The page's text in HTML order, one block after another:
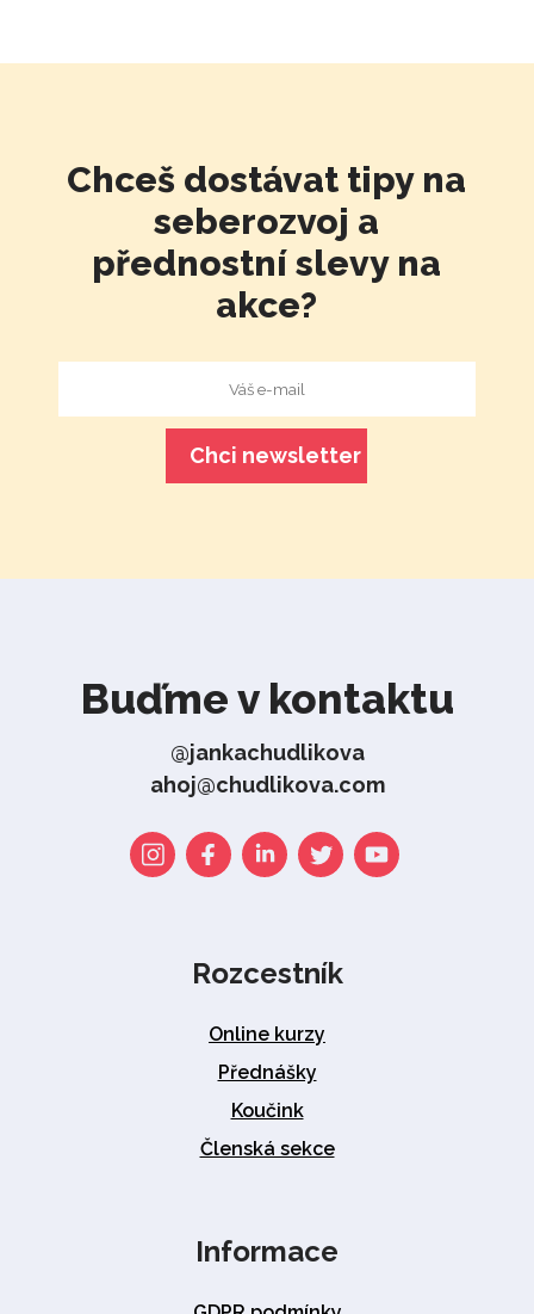
Chceš dostávat tipy na
seberozvoj a
přednostní slevy na
akce?
Buďme v kontaktu
@jankachudlikova
ahoj@chudlikova.com
Rozcestník
Online kurzy
Přednášky
Koučink
Členská sekce
Informace